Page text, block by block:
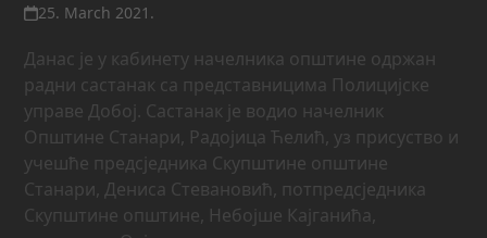
25. March 2021.
Данас је у кабинету начелника општине одржан
радни састанак са представницима Полицијске
управе Добој. Састанак је водио начелник
Општине Станари, Радојица Ћелић, уз присуство и
учешће предсједника Скупштине општине
Станари, Дениса Стевановић, потпредсједника
Скупштине општине, Небојше Кајганића,